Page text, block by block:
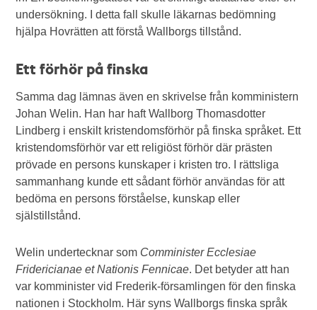
undersökning. I detta fall skulle läkarnas bedömning
hjälpa Hovrätten att förstå Wallborgs tillstånd.
Ett förhör på finska
Samma dag lämnas även en skrivelse från komministern
Johan Welin. Han har haft Wallborg Thomasdotter
Lindberg i enskilt kristendomsförhör på finska språket. Ett
kristendomsförhör var ett religiöst förhör där prästen
prövade en persons kunskaper i kristen tro. I rättsliga
sammanhang kunde ett sådant förhör användas för att
bedöma en persons förståelse, kunskap eller
själstillstånd.
Welin undertecknar som Comminister Ecclesiae
Fridericianae et Nationis Fennicae. Det betyder att han
var komminister vid Frederik-församlingen för den finska
nationen i Stockholm. Här syns Wallborgs finska språk